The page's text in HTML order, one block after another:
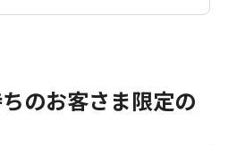
のお客さま限定の